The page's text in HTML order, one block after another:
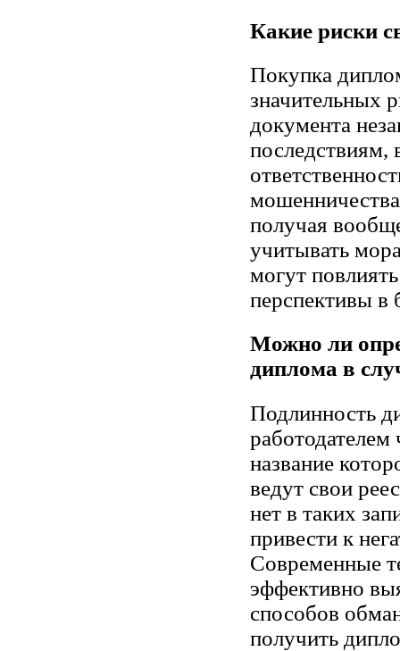
Какие риски
Покупка
значительных
документа
получая
учитывать
могут
перспективы в
Можно ли
диплома в
Подлинность
название
ведут свои
нет в таких
привести к
Современные
эффективно
способов
получить